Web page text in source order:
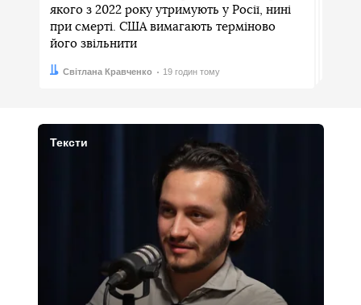
якого з 2022 року утримують у Росії, нині
при смерті. США вимагають терміново
його звільнити
Автор:
Світлана Кравченко
Дата: 19 годин тому
Тексти